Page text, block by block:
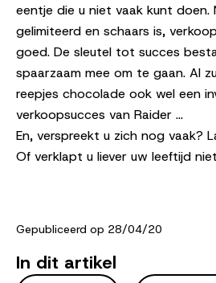
eentje die u niet vaak kunt
gelimiteerd en schaars is,
goed. De sleutel tot succes
spaarzaam mee om te gaan. Al
reepjes chocolade ook wel een
verkoopsucces van Raider …
En, verspreekt u zich nog vaak?
Of verklapt u liever uw leeftijd
Gepubliceerd op 28/04/20
In dit artikel